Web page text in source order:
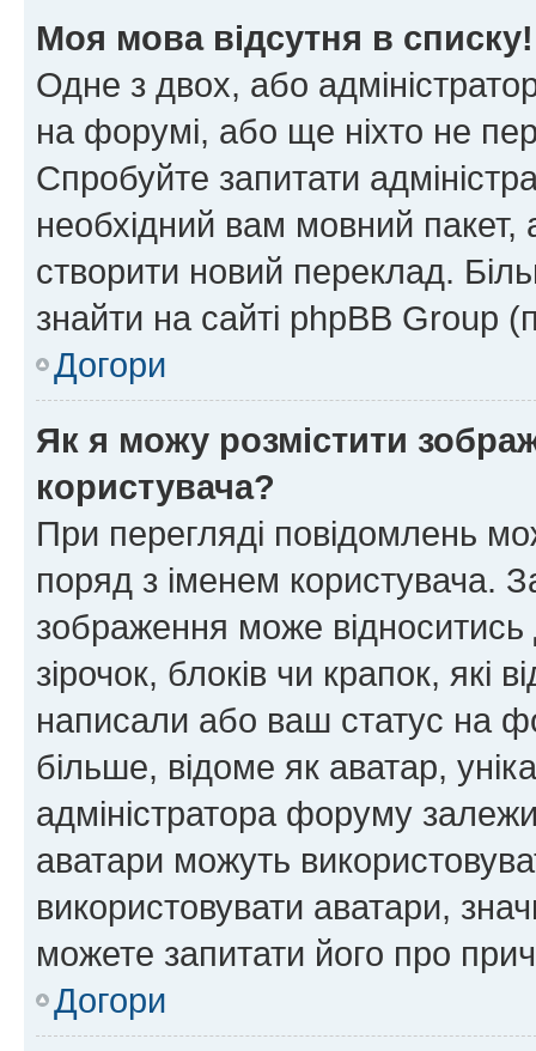
Моя мова відсутня в списку!
Одне з двох, або
на форумі, або ще ніхто не
Спробуйте запитати
необхідний вам мовний
створити новий переклад.
знайти на сайті phpBB Group
Догори
Як я можу розмістити
користувача?
При перегляді повідомлень
поряд з іменем користувача.
зображення може відноситись
зірочок, блоків чи крапок, які
написали або ваш статус на
більше, відоме як аватар,
адміністратора форуму
аватари можуть
використовувати аватари,
можете запитати його про
Догори